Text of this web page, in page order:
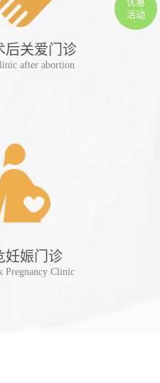
后关爱门诊
after abortion
妊娠门诊
Pregnancy Clinic
活动